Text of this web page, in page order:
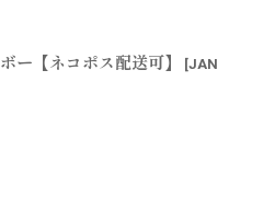
ー【ネコポス配送可】 [JAN